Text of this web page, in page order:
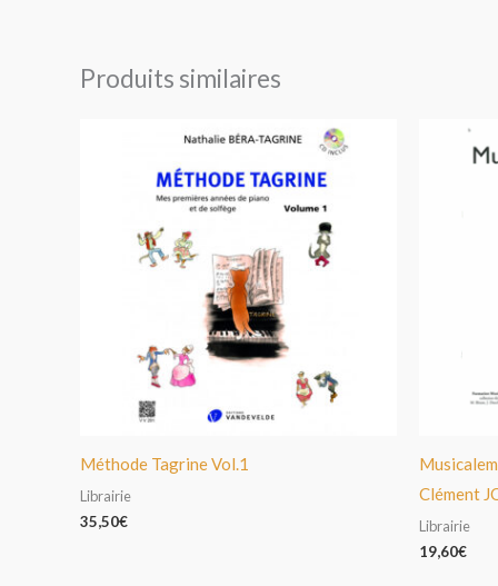
Produits similaires
Méthode Tagrine Vol.1
Librairie
35,50€
Clément
Librairie
19,60€